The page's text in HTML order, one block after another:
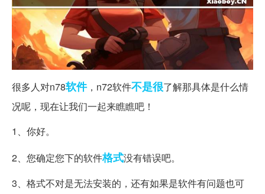
很多人对n78软件，n72软件不是很了解那具体是什么情
况呢，现在让我们一起来瞧瞧吧！
1、你好。
2、您确定您下的软件格式没有错误吧。
3、格式不对是无法安装的，还有如果是软件有问题也可